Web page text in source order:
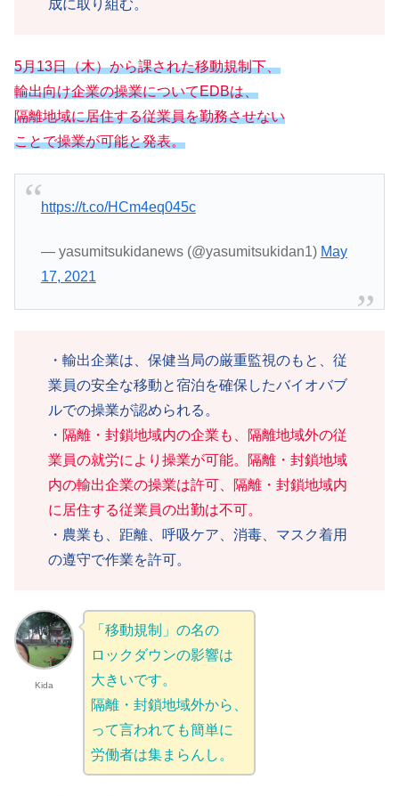
成に取り組む。
5月13日（木）から課された移動規制下、
輸出向け企業の操業についてEDBは、
隔離地域に居住する従業員を勤務させない
ことで操業が可能と発表。
https://t.co/HCm4eq045c
— yasumitsukidanews (@yasumitsukidan1) May
17, 2021
・輸出企業は、保健当局の厳重監視のもと、従
業員の安全な移動と宿泊を確保したバイオバブ
ルでの操業が認められる。
・ 隔離・封鎖地域内の企業も、隔離地域外の従
業員の就労により操業が可能。隔離・封鎖地域
内の輸出企業の操業は許可、隔離・封鎖地域内
に居住する従業員の出勤は不可。
・農業も、距離、呼吸ケア、消毒、マスク着用
の遵守で作業を許可。
Kida
「移動規制」の名の
ロックダウンの影響は
大きいです。
隔離・封鎖地域外から、
って言われても簡単に
労働者は集まらんし。